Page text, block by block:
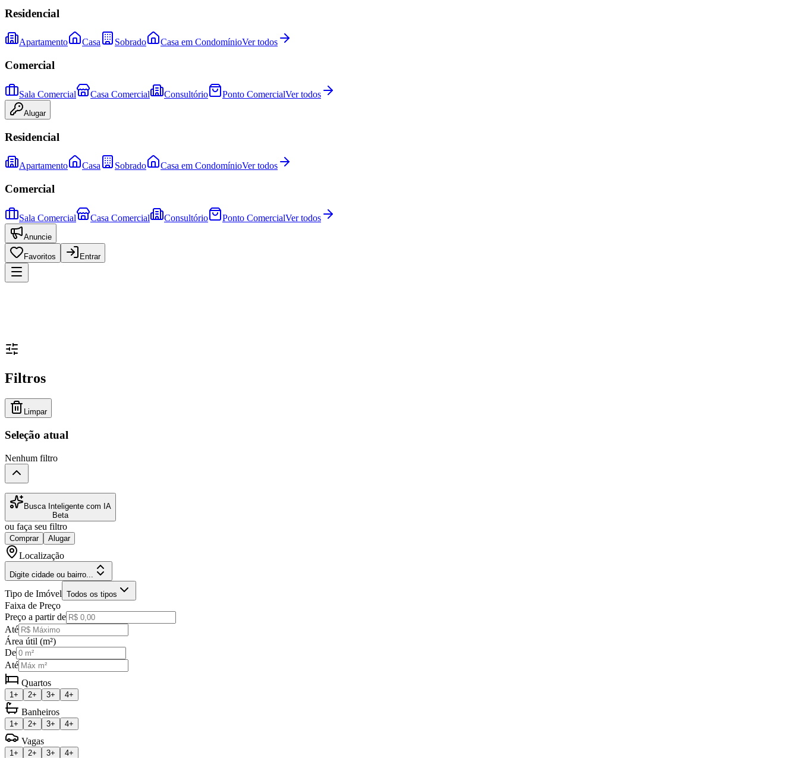
Residencial
Apartamento Casa Sobrado Casa em CondomínioVer todos
Comercial
Sala Comercial Casa Comercial Consultório Ponto ComercialVer todos
Alugar
Residencial
Apartamento Casa Sobrado Casa em CondomínioVer todos
Comercial
Sala Comercial Casa Comercial Consultório Ponto ComercialVer todos
Anuncie
Favoritos Entrar
Filtros
Limpar
Seleção atual
Nenhum filtro
Busca Inteligente com IA
Beta
ou faça seu filtro
Comprar Alugar
Localização
Digite cidade ou bairro...
Tipo de Imóvel Todos os tipos
Faixa de Preço
Preço a partir de
Até
Área útil (m²)
De
Até
Quartos
1+ 2+ 3+ 4+
Banheiros
1+ 2+ 3+ 4+
Vagas
1+ 2+ 3+ 4+